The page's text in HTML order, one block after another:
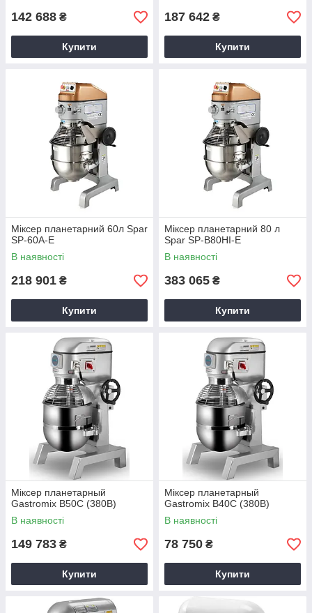
142 688 ₴
Купити
187 642 ₴
Купити
Міксер планетарний 60л Spar
SP-60A-E
В наявності
218 901 ₴
Купити
Міксер планетарний 80 л
Spar SP-B80HI-E
В наявності
383 065 ₴
Купити
Міксер планетарный
Gastromix B50C (380B)
В наявності
149 783 ₴
Купити
Міксер планетарный
Gastromix B40C (380B)
В наявності
78 750 ₴
Купити